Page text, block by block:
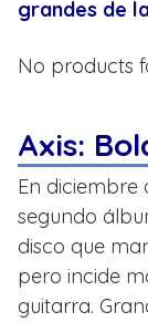
grandes de
No products
Axis:
En diciembre
segundo
disco que
pero incide
guitarra.